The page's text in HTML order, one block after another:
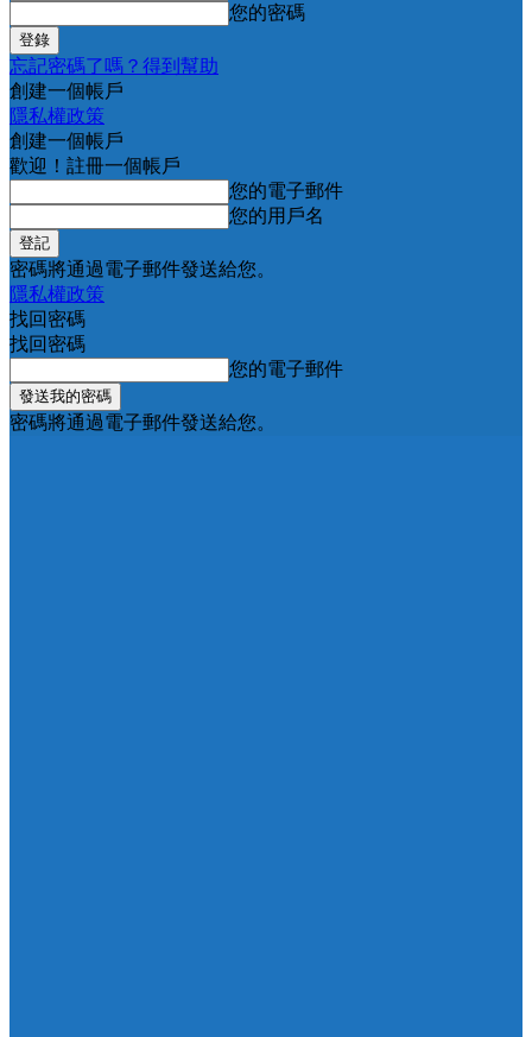
您的密碼
忘記密碼了嗎？得到幫助
創建一個帳戶
隱私權政策
創建一個帳戶
歡迎！註冊一個帳戶
您的電子郵件
您的用戶名
密碼將通過電子郵件發送給您。
隱私權政策
找回密碼
找回密碼
您的電子郵件
密碼將通過電子郵件發送給您。